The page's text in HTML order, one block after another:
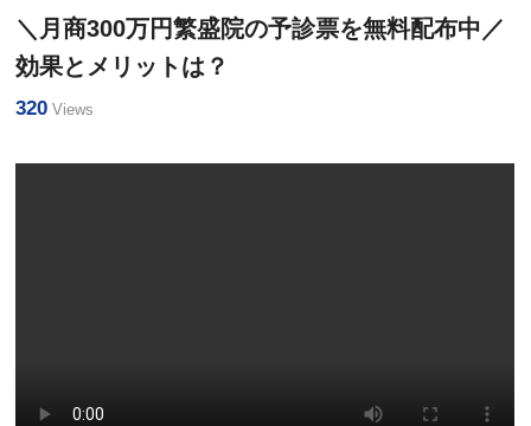
＼月商300万円繁盛院の予診票を無料配布中／
効果とメリットは？
320 Views